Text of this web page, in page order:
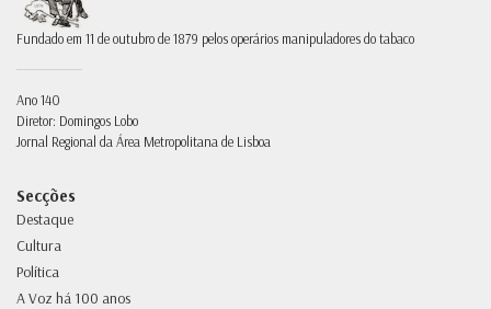
Fundado em 11 de outubro de 1879 pelos operários manipuladores do tabaco
Ano 140
Diretor: Domingos Lobo
Jornal Regional da Área Metropolitana de Lisboa
Secções
Destaque
Cultura
Política
A Voz há 100 anos